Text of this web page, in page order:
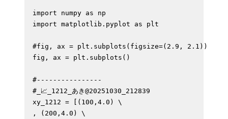
import numpy as np
import matplotlib.pyplot as plt
#fig, ax = plt.subplots(figsize=(2.9, 2.1))
fig, ax = plt.subplots()
#----------------
#_📈_1212_あき@20251030_212839
xy_1212 = [(100,4.0) \
, (200,4.0) \